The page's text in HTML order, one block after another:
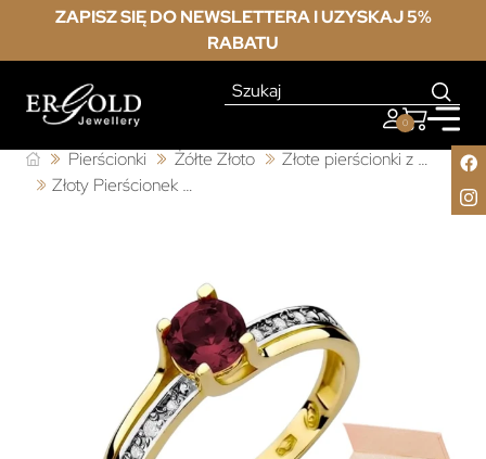
ZAPISZ SIĘ DO NEWSLETTERA I UZYSKAJ 5%
RABATU
0
Pierścionki Żółte Złoto
Złote pierścionki z granatem
Złoty Pierścionek 585 z diamentem granat 0,60ct